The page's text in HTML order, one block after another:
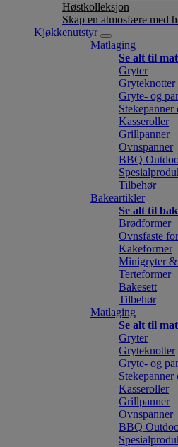
Høstkolleksjon
Skap en atmosfære med
Kjøkkenutstyr
Matlaging
Se alt til
Gryter
Gryteknotter
Gryte- og
Kasseroller
Grillpanner
Ovnspanner
BBQ
Tilbehør
Bakeartikler
Se alt til
Brødformer
Ovnsfaste
Kakeformer
Minigryter &
Terteformer
Bakesett
Tilbehør
Matlaging
Se alt til
Gryter
Gryteknotter
Gryte- og
Kasseroller
Grillpanner
Ovnspanner
BBQ